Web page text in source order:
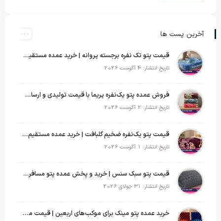
آخرین پست ها
قیمت پتو تک نفره برجسته پروانه | خرید عمده مستقیم با بهترین قیمت بازار
تاریخ انتشار: 4 آگوست 2026
فروش عمده پتو یک‌نفره پریما با قیمت تولیدی و ارسال به سراسر کشور
تاریخ انتشار: 2 آگوست 2026
قیمت پتو یک‌نفره ضخیم گلبافت | خرید عمده مستقیم با بهترین قیمت
تاریخ انتشار: 1 آگوست 2026
قیمت پتو سبک سنس | خرید و پخش عمده پتو مسافرتی Sense
تاریخ انتشار: 31 جولای 2026
خرید عمده پتو مینک برای موکب‌های اربعین | قیمت مناسب و ارسال سریع